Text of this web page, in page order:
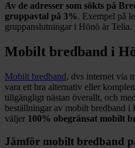
Av de adresser som sökts på
gruppavtal på 3%. Exempel på
gruppanslutningar i Hönö är Telia.
Mobilt bredband i
Mobilt bredband, dvs internet via
vara ett bra alternativ eller
tillgängligt nästan överallt, och
beställningar av mobilt bredband i
väljer 100% obegränsat mobilt
Jämför mobilt bredband